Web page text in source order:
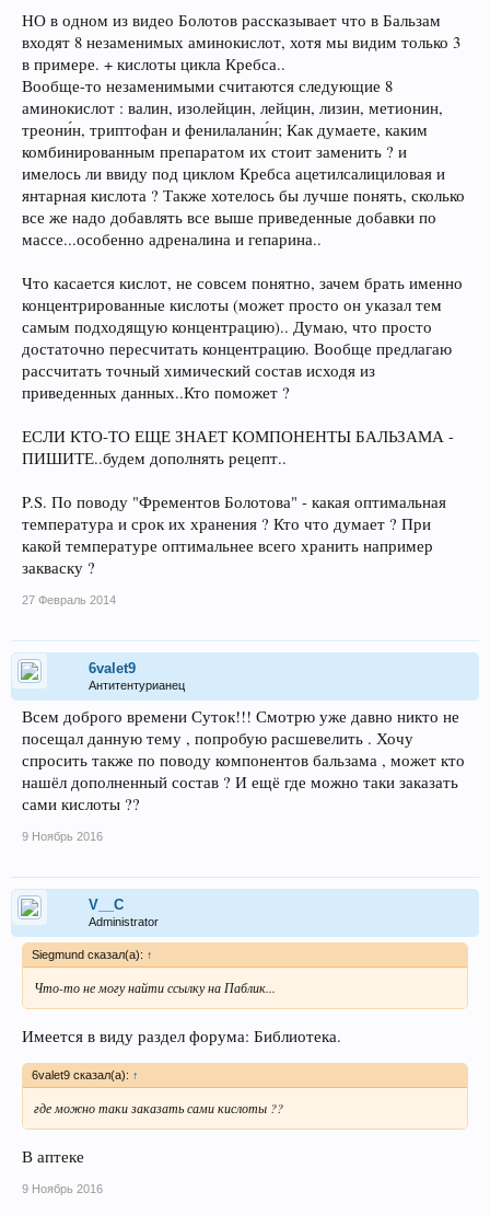
НО в одном из видео Болотов рассказывает что в Бальзам
входят 8 незаменимых аминокислот, хотя мы видим только 3
в примере. + кислоты цикла Кребса..
Вообще-то незаменимыми считаются следующие 8
аминокислот : валин, изолейцин, лейцин, лизин, метионин,
треони́н, триптофан и фенилалани́н; Как думаете, каким
комбинированным препаратом их стоит заменить ? и
имелось ли ввиду под циклом Кребса ацетилсалициловая и
янтарная кислота ? Также хотелось бы лучше понять, сколько
все же надо добавлять все выше приведенные добавки по
массе...особенно адреналина и гепарина..
Что касается кислот, не совсем понятно, зачем брать именно
концентрированные кислоты (может просто он указал тем
самым подходящую концентрацию).. Думаю, что просто
достаточно пересчитать концентрацию. Вообще предлагаю
рассчитать точный химический состав исходя из
приведенных данных..Кто поможет ?
ЕСЛИ КТО-ТО ЕЩЕ ЗНАЕТ КОМПОНЕНТЫ БАЛЬЗАМА -
ПИШИТЕ..будем дополнять рецепт..
P.S. По поводу "Фрементов Болотова" - какая оптимальная
температура и срок их хранения ? Кто что думает ? При
какой температуре оптимальнее всего хранить например
закваску ?
27 Февраль 2014
6valet9
Антитентурианец
Всем доброго времени Суток!!! Смотрю уже давно никто не
посещал данную тему , попробую расшевелить . Хочу
спросить также по поводу компонентов бальзама , может кто
нашёл дополненный состав ? И ещё где можно таки заказать
сами кислоты ??
9 Ноябрь 2016
V__C
Administrator
Siegmund сказал(а): ↑
Что-то не могу найти ссылку на Паблик...
Имеется в виду раздел форума: Библиотека.
6valet9 сказал(а): ↑
где можно таки заказать сами кислоты ??
В аптеке
9 Ноябрь 2016